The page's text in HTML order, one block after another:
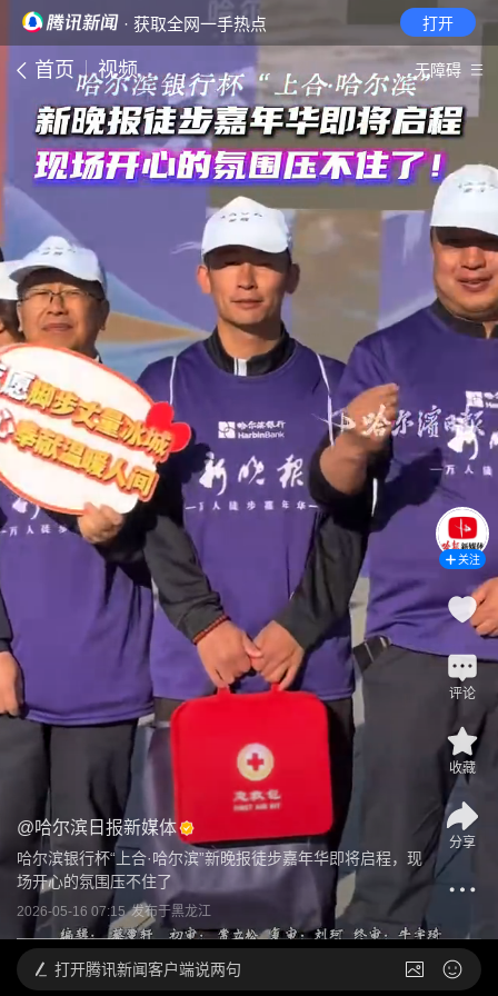
· 获取全网一手热点 打开
首页 视频 无障碍
@哈尔滨日报新媒体
哈尔滨银行杯“上合·哈尔滨”新晚报徒步嘉年华即将启程，现
场开心的氛围压不住了
2026-05-16 07:15 发布于黑龙江
关注
评论
收藏
分享
打开腾讯新闻客户端说两句